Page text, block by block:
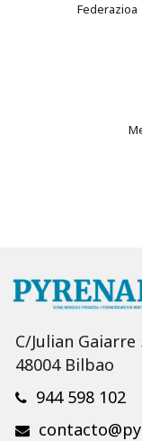
Federazioa
C/Julian Gaiarre
48004 Bilbao
944 598 102